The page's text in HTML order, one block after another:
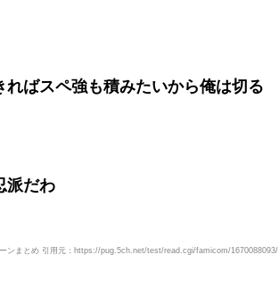
ばスペ強も積みたいから俺は切る
派だわ
ンまとめ 引用元：https://pug.5ch.net/test/read.cgi/famicom/1670088093/